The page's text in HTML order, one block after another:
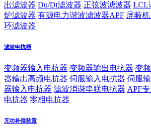
出滤波器 Du/Dt滤波器 正弦波滤波器 LCL
炉滤波器 有源电力谐波滤波器APF 屏蔽
环滤波器
滤波电抗器
变频器输入电抗器 变频器输出电抗器 变
器输出高频电抗器 伺服输入电抗器 伺服
器输入电抗器 滤波消谐串联电抗器 APF
电抗器 零相电抗器
无功补偿装置